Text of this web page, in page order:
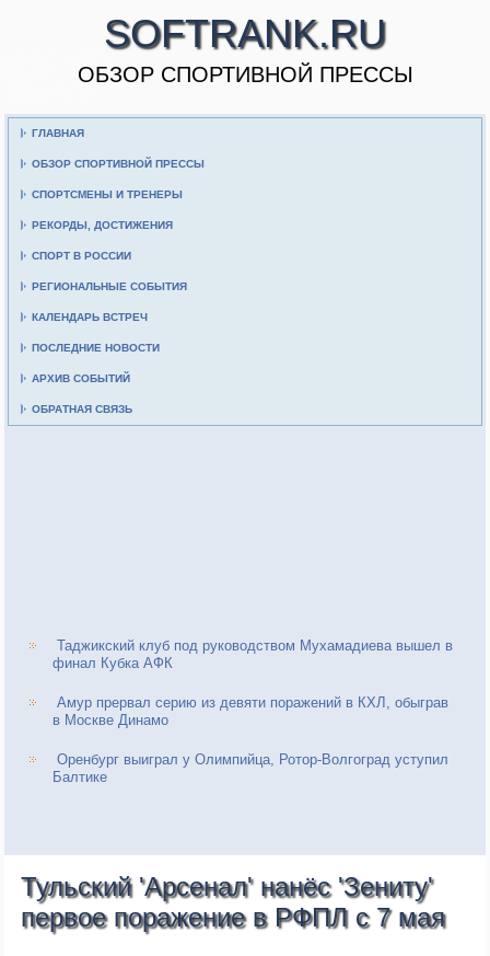
SOFTRANK.RU
ОБЗОР СПОРТИВНОЙ ПРЕССЫ
ГЛАВНАЯ
ОБЗОР СПОРТИВНОЙ ПРЕССЫ
СПОРТСМЕНЫ И ТРЕНЕРЫ
РЕКОРДЫ, ДОСТИЖЕНИЯ
СПОРТ В РОССИИ
РЕГИОНАЛЬНЫЕ СОБЫТИЯ
КАЛЕНДАРЬ ВСТРЕЧ
ПОСЛЕДНИЕ НОВОСТИ
АРХИВ СОБЫТИЙ
ОБРАТНАЯ СВЯЗЬ
Таджикский клуб под руководством Мухамадиева вышел в
финал Кубка АФК
Амур прервал серию из девяти поражений в КХЛ, обыграв
в Москве Динамо
Оренбург выиграл у Олимпийца, Ротор-Волгоград уступил
Балтике
Тульский 'Арсенал' нанёс 'Зениту'
первое поражение в РФПЛ с 7 мая